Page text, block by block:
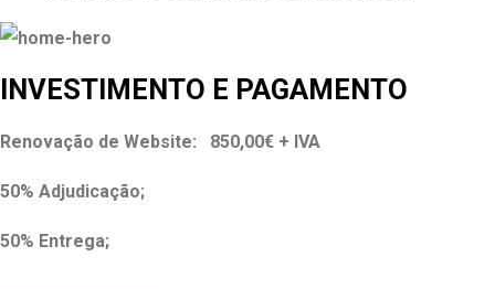
INVESTIMENTO E PAGAMENTO
Renovação de Website: 850,00€ + IVA
50% Adjudicação;
50% Entrega;